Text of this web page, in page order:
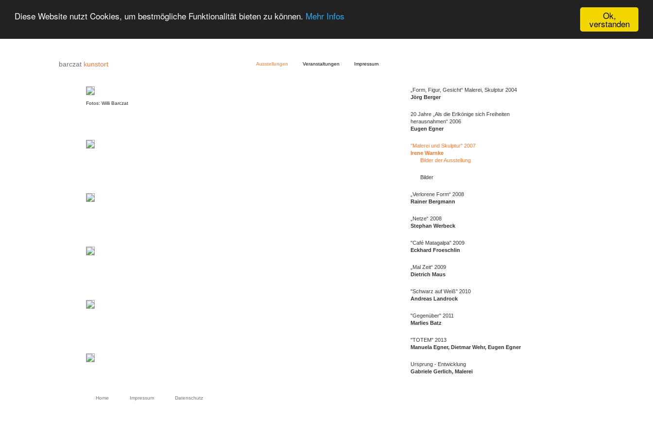
Ok,
verstanden
Diese Website nutzt Cookies, um bestmögliche Funktionalität bieten zu können. Mehr Infos
barczat kunstort Ausstellungen Veranstaltungen Impressum
Fotos: Willi Barczat
„Form, Figur, Gesicht“ Malerei, Skulptur 2004
Jörg Berger
20 Jahre „Als die Erlkönige sich Freiheiten
herausnahmen“ 2006
Eugen Egner
"Malerei und Skulptur" 2007
Irene Warnke
Bilder der Ausstellung
Bilder
„Verlorene Form“ 2008
Rainer Bergmann
„Netze“ 2008
Stephan Werbeck
"Café Matagalpa" 2009
Eckhard Froeschlin
„Mal Zeit“ 2009
Dietrich Maus
"Schwarz auf Weiß" 2010
Andreas Landrock
"Gegenüber" 2011
Marlies Batz
"TOTEM" 2013
Manuela Egner, Dietmar Wehr, Eugen Egner
Ursprung - Entwicklung
Gabriele Gerlich, Malerei
Home Impressum Datenschutz